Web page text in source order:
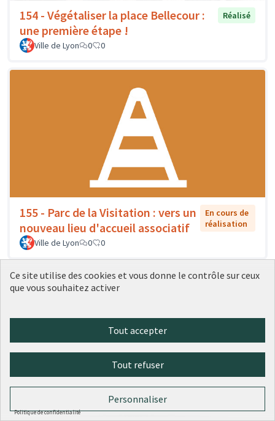
154 - Végétaliser la place Bellecour :
une première étape !
Réalisé
Ville de Lyon 0 0
155 - Parc de la Visitation : vers un
nouveau lieu d'accueil associatif
En cours de
réalisation
Ville de Lyon
0 0
156 - Des artistes dans l'école : un
En cours
Ce site utilise des cookies et vous donne le contrôle sur ceux
que vous souhaitez activer
Tout accepter
Tout refuser
Personnaliser
Politique de confidentialité